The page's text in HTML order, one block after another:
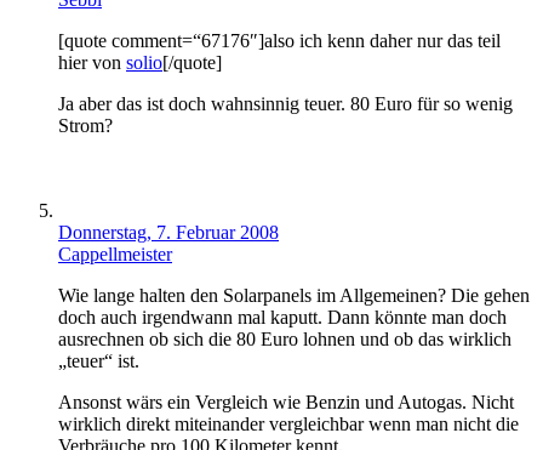
[quote comment=“67176″]also ich kenn daher nur das teil
hier von solio[/quote]
Ja aber das ist doch wahnsinnig teuer. 80 Euro für so wenig
Strom?
Donnerstag, 7. Februar 2008
Cappellmeister
Wie lange halten den Solarpanels im Allgemeinen? Die gehen
doch auch irgendwann mal kaputt. Dann könnte man doch
ausrechnen ob sich die 80 Euro lohnen und ob das wirklich
„teuer“ ist.
Ansonst wärs ein Vergleich wie Benzin und Autogas. Nicht
wirklich direkt miteinander vergleichbar wenn man nicht die